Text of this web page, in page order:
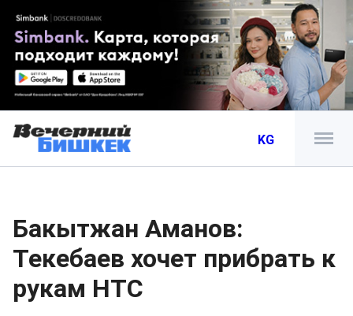
KG
Бакытжан Аманов:
Текебаев хочет прибрать к
рукам НТС